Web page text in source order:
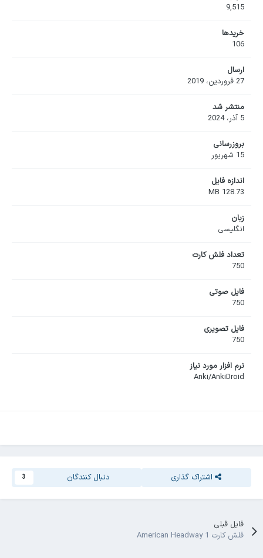
9,515
خریدها
106
ارسال
27 فروردین، 2019
منتشر شد
5 آذر، 2024
بروزرسانی
15 شهریور
اندازه فایل
128.73 MB
زبان
انگلیسی
تعداد فلش کارت
750
فایل صوتی
750
فایل تصویری
750
نرم افزار مورد نیاز
Anki/AnkiDroid
اشتراک گذاری دنبال کنندگان 3
فایل قبلی
فلش کارت American Headway 1